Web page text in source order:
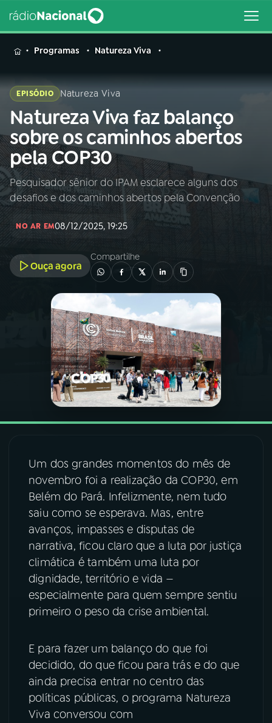
MENU
Buscar
na
Rádio
Nacional
Buscar
AO VIVO
INÍCIO
A RÁDIO
PROGRAMAÇÃO
PROGRAMAS
PODCASTS
06VIDEOCASTS
07 ÚLTIMAS
08FESTIVAL DE MÚSICA
ACOMPANHE A RÁDIO NACIONAL
YouTube Facebook
Instagram X
Programas Natureza Viva
EPISÓDIO Natureza Viva
Natureza Viva faz balanço
sobre os caminhos abertos
pela COP30
Pesquisador sênior do IPAM esclarece alguns dos
desafios e dos caminhos abertos pela Convenção
NO AR EM08/12/2025, 19:25
Ouça agora
Compartilhe
Um dos grandes momentos do mês de
novembro foi a realização da COP30, em
Belém do Pará. Infelizmente, nem tudo
saiu como se esperava. Mas, entre
avanços, impasses e disputas de
narrativa, ficou claro que a luta por justiça
climática é também uma luta por
dignidade, território e vida —
especialmente para quem sempre sentiu
primeiro o peso da crise ambiental.
E para fazer um balanço do que foi
decidido, do que ficou para trás e do que
ainda precisa entrar no centro das
políticas públicas, o programa Natureza
Viva conversou com